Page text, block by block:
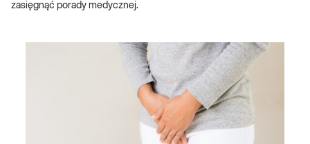
zasięgnąć porady medycznej.